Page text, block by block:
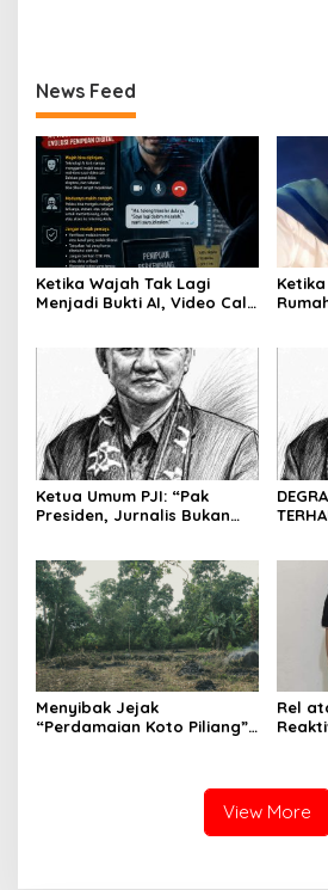
News Feed
Ketika Wajah Tak Lagi
Menjadi Bukti AI, Video Call,
Ketua Umum PJI: “Pak
Presiden, Jurnalis Bukan
PARIS
Menyibak Jejak
“Perdamaian Koto Piliang”:
Rel
View More